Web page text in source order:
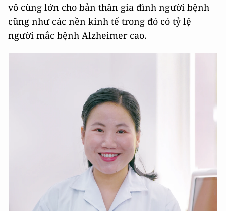
vô cùng lớn cho bản thân gia đình người bệnh
cũng như các nền kinh tế trong đó có tỷ lệ
người mắc bệnh Alzheimer cao.